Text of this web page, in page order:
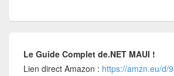
Le Guide Complet de.NET MAUI !
Lien direct Amazon : https://amzn.eu/d/